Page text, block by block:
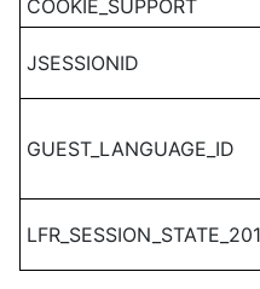
COOKIE_SUPPORT
JSESSIONID
GUEST_LANGUAGE_ID